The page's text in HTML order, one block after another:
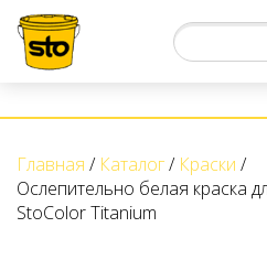
Главная Каталог
Краски
Ослепительно белая краска
StoColor Titanium